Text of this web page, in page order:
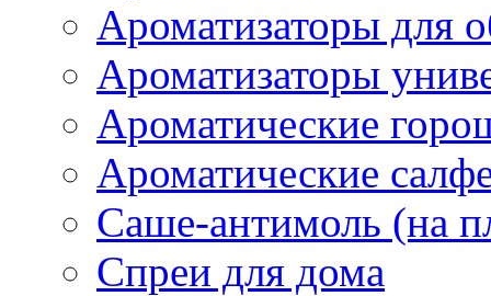
Ароматизаторы для
Ароматизаторы
Ароматические
Ароматические
Саше-антимоль (на
Спреи для дома